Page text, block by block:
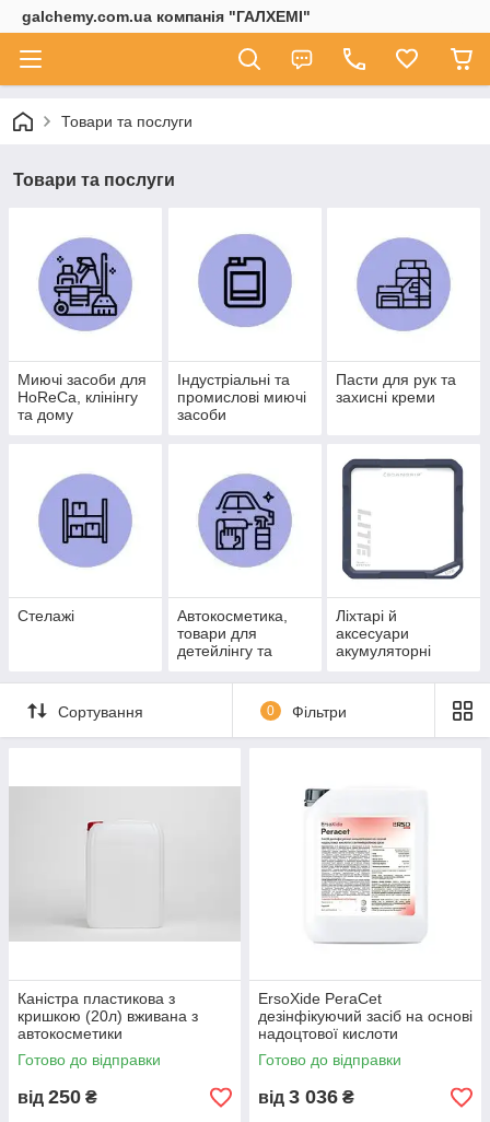
galchemy.com.ua компанія "ГАЛХЕМІ"
Товари та послуги
Товари та послуги
Миючі засоби для
HoReCa, клінінгу
та дому
Індустріальні та
промислові миючі
засоби
Пасти для рук та
захисні креми
Стелажі
Автокосметика,
товари для
детейлінгу та
Ліхтарі й
аксесуари
акумуляторні
Сортування 0 Фільтри
Каністра пластикова з
кришкою (20л) вживана з
автокосметики
Готово до відправки
від 250 ₴
ErsoXide PeraCet
дезінфікуючий засіб на основі
надоцтової кислоти
низькопінний з
антимікробною дією 20 л
Готово до відправки
від 3 036 ₴